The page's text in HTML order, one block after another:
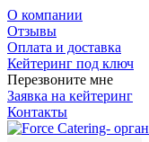
О компании
Отзывы
Оплата и доставка
Кейтеринг под ключ
Перезвоните мне
Заявка на кейтеринг
Контакты